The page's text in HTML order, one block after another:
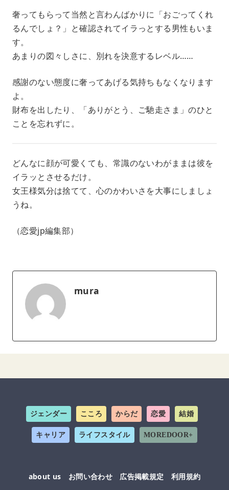
奢ってもらって当然と言わんばかりに「おごってくれ
るんでしょ？」と確認されてイラっとする男性もいま
す。
あまりの図々しさに、別れを決意するレベル……
感謝のない態度に奢ってあげる気持ちもなくなります
よ。
財布を出したり、「ありがとう、ご馳走さま」のひと
ことを忘れずに。
どんなに顔が可愛くても、常識のないわがままは彼を
イラッとさせるだけ。
女王様気分は捨てて、心のかわいさを大事にしましょ
うね。
（恋愛jp編集部）
mura
ジェンダー こころ からだ 恋愛 結婚
キャリア ライフスタイル MOREDOOR+
about us お問い合わせ 広告掲載規定 利用規約